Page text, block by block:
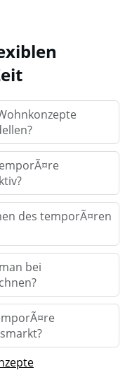
des temporÃ¤ren
bei